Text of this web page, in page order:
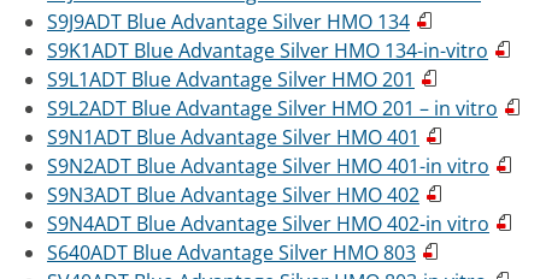
S9J9ADT Blue Advantage Silver HMO 134
S9K1ADT Blue Advantage Silver HMO 134-in-vitro
S9L1ADT Blue Advantage Silver HMO 201
S9L2ADT Blue Advantage Silver HMO 201 – in vitro
S9N1ADT Blue Advantage Silver HMO 401
S9N2ADT Blue Advantage Silver HMO 401-in vitro
S9N3ADT Blue Advantage Silver HMO 402
S9N4ADT Blue Advantage Silver HMO 402-in vitro
S640ADT Blue Advantage Silver HMO 803